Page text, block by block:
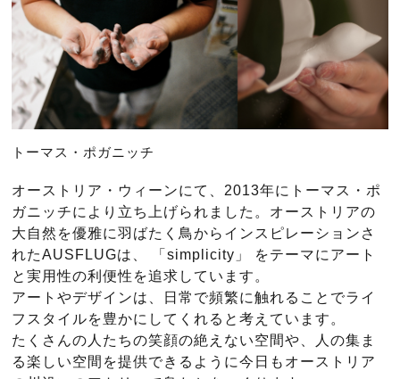
トーマス・ポガニッチ
オーストリア・ウィーンにて、 2013年にトーマス・ポ
ガニッチにより立ち上げられました。オーストリアの
大自然を優雅に羽ばたく鳥からインスピレーションさ
れたAUSFLUGは、 「simplicity」 をテーマにアート
と実用性の利便性を追求しています。
アートやデザインは、日常で頻繁に触れることでライ
フスタイルを豊かにしてくれると考えています。
たくさんの人たちの笑顔の絶えない空間や、人の集ま
る楽しい空間を提供できるように今日もオーストリア